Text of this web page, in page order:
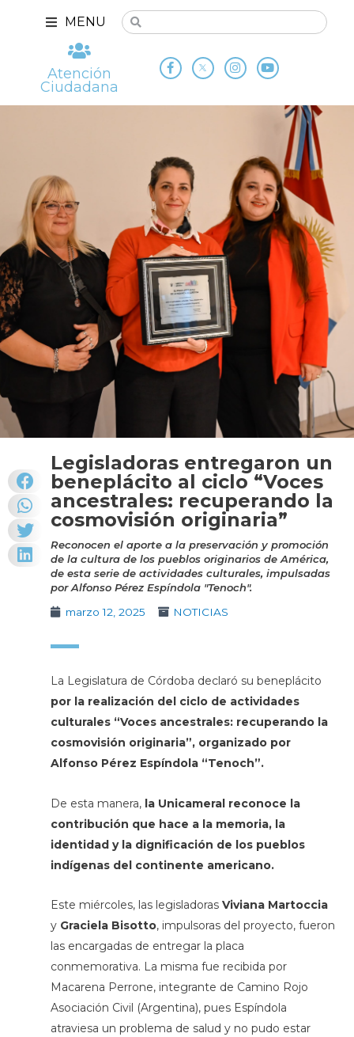
MENU
Atención
Ciudadana
Legisladoras entregaron un
beneplácito al ciclo “Voces
ancestrales: recuperando la
cosmovisión originaria”
Reconocen el aporte a la preservación y promoción
de la cultura de los pueblos originarios de América,
de esta serie de actividades culturales, impulsadas
por Alfonso Pérez Espíndola "Tenoch".
marzo 12, 2025
NOTICIAS
La Legislatura de Córdoba declaró su beneplácito
por la realización del ciclo de actividades
culturales “Voces ancestrales: recuperando la
cosmovisión originaria”, organizado por
Alfonso Pérez Espíndola “Tenoch”.
De esta manera, la Unicameral reconoce la
contribución que hace a la memoria, la
identidad y la dignificación de los pueblos
indígenas del continente americano.
Este miércoles, las legisladoras Viviana Martoccia
y Graciela Bisotto, impulsoras del proyecto, fueron
las encargadas de entregar la placa
conmemorativa. La misma fue recibida por
Macarena Perrone, integrante de Camino Rojo
Asociación Civil (Argentina), pues Espíndola
atraviesa un problema de salud y no pudo estar